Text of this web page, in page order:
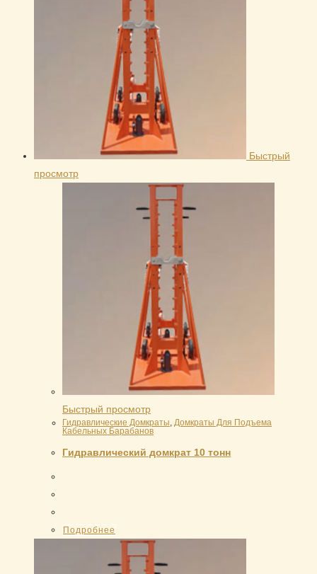
Быстрый
просмотр
Быстрый просмотр
Гидравлические Домкраты, Домкраты Для Подъема
Кабельных Барабанов
Гидравлический домкрат 10 тонн
Подробнее